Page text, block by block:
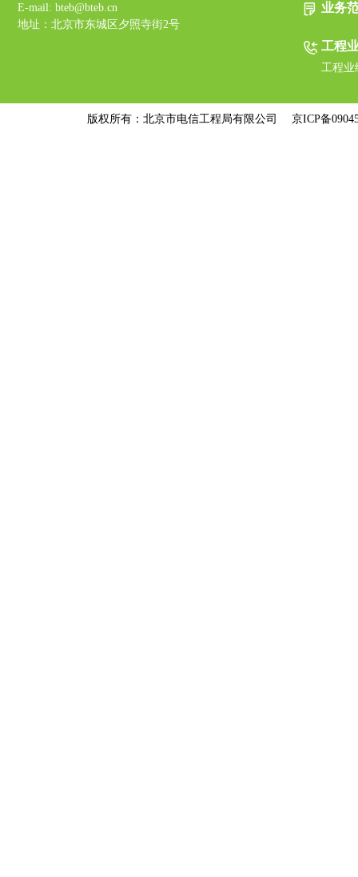
E-mail: bteb@bteb.cn
地址：北京市东城区夕照寺街2号
业务
工程
工程业
版权所有：北京市电信工程局有限公司 京ICP备